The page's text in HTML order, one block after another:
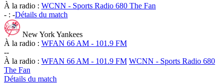
À la radio : WCNN - Sports Radio 680 The Fan
- : -Détails du match
New York Yankees
À la radio : WFAN 66 AM - 101.9 FM
--
À la radio : WFAN 66 AM - 101.9 FM WCNN - Sports Radio 680
The Fan
Détails du match